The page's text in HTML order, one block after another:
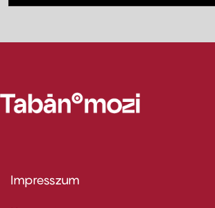
Footer
Impresszum